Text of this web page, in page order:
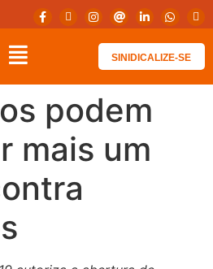
SINIDICALIZE-SE
podem
mais um